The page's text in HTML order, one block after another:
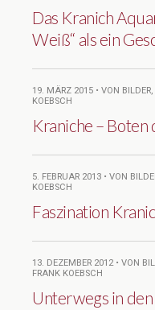
Das Kranich
Weiß“ als ein
19. MÄRZ 2015 • VON
KOEBSCH
Kraniche – Boten
5. FEBRUAR 2013 • VON
KOEBSCH
Faszination
13. DEZEMBER 2012 • VON
FRANK KOEBSCH
Unterwegs in den